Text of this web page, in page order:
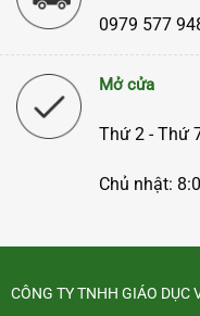
0979 577
Mở cửa
Thứ 2 - Thứ
Chủ nhật:
CÔNG TY TNHH GIÁO DỤC